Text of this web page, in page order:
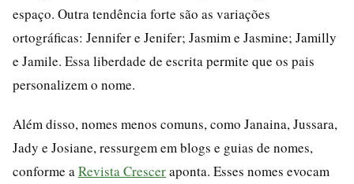
espaço. Outra tendência forte são as variações
ortográficas: Jennifer e Jenifer; Jasmim e Jasmine; Jamilly
e Jamile. Essa liberdade de escrita permite que os pais
personalizem o nome.
Além disso, nomes menos comuns, como Janaina, Jussara,
Jady e Josiane, ressurgem em blogs e guias de nomes,
conforme a Revista Cresceraponta. Esses nomes evocam